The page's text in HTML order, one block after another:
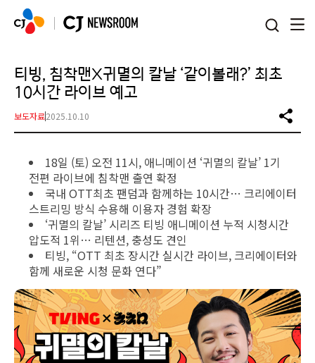
티빙, 침착맨X귀멸의 칼날 ‘같이볼래?’ 최초
10시간 라이브 예고
보도자료2025.10.10
18일 (토) 오전 11시, 애니메이션 ‘귀멸의 칼날’ 1기
전편 라이브에 침착맨 출연 확정
국내 OTT최초 팬덤과 함께하는 10시간… 크리에이터
스트리밍 방식 수용해 이용자 경험 확장
‘귀멸의 칼날’ 시리즈 티빙 애니메이션 누적 시청시간
압도적 1위… 리텐션, 충성도 견인
티빙, “OTT 최초 장시간 실시간 라이브, 크리에이터와
함께 새로운 시청 문화 연다”